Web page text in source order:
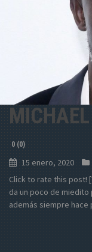
0 (0)
15 enero, 2020
Click to rate this post!
da un poco de miedito
además siempre